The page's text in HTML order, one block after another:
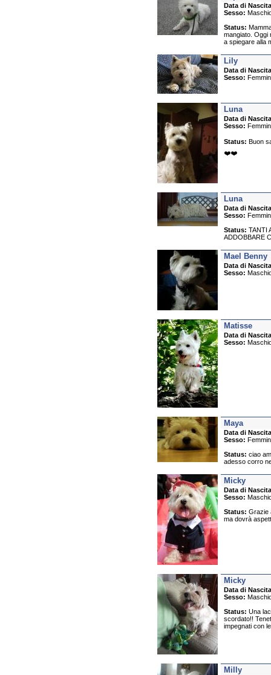
Data di
Sesso:
Status:
mangiato. Oggi
a spiegare alla
Lily
Data di
Sesso:
Luna
Data di
Sesso:
Status: Buon
❤️❤️
Luna
Data di
Sesso:
Status: TANTI
ADDOBBARE
Mael Benny
Data di
Sesso:
Matisse
Data di
Sesso:
Maya
Data di
Sesso:
Status: ciao
adesso corro
Micky
Data di
Sesso:
Status: Grazie
ma dovrà
Micky
Data di
Sesso:
Status: Una
scordato!!
impegnati con
Milly